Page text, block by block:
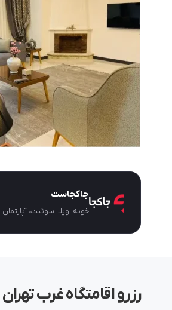
جاکجاست
خونه، ویلا، سوئیت،
رزرو اقامتگاه غرب تهران